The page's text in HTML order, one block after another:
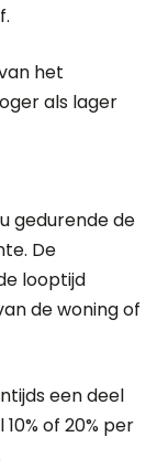
het
als lager
gedurende de
De
looptijd
de woning of
een deel
of 20% per